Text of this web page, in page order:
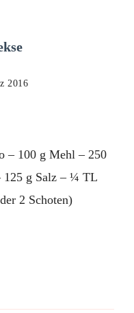
2016
– 100 g Mehl – 250
125 g Salz – ¼ TL
2 Schoten)